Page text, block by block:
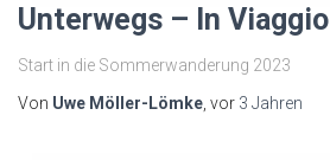
Unterwegs – In Viaggio
Start in die Sommerwanderung 2023
Von Uwe Möller-Lömke , vor 3 Jahren